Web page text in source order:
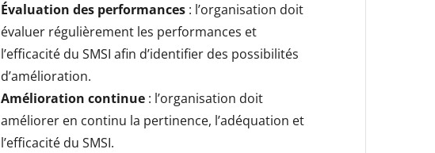
Évaluation des performances : l’organisation doit
évaluer régulièrement les performances et
l’efficacité du SMSI afin d’identifier des possibilités
d’amélioration.
Amélioration continue : l’organisation doit
améliorer en continu la pertinence, l’adéquation et
l’efficacité du SMSI.